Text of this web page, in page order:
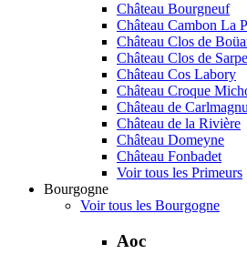
Château Bourgneuf
Château Cambon La
Château Clos de
Château Clos de Sarpe
Château Cos Labory
Château Croque
Château de
Château de la Rivière
Château Domeyne
Château Fonbadet
Voir tous les Primeurs
Bourgogne
Voir tous les Bourgogne
Aoc